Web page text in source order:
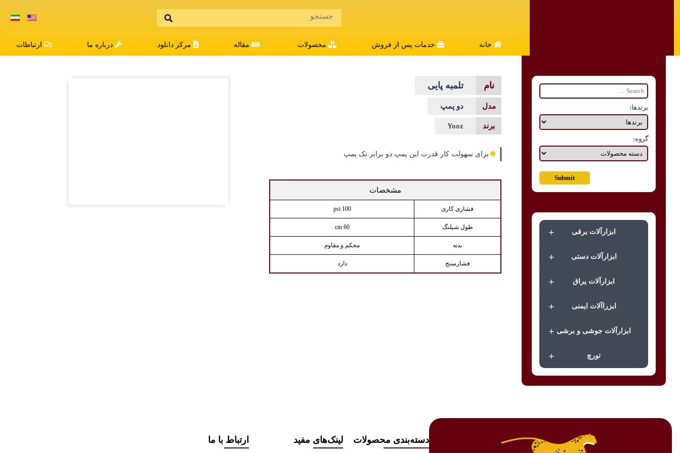
خانه خدمات پس از فروش محصولات مقاله مرکز دانلود درباره ما ارتباطات
برندها:
گروه:
+ ابزارآلات برقی
+ ابزارآلات دستی
+ ابزارآلات یراق
+ ابزراآلات ایمنی
+ ابزارآلات جوشی و برشی
+ تورچ
تلمبه پایی
دو پمپ
Yooz
برای سهولت کار قدرت این پمپ دو برابر تک پمپ
مشخصات
فشاری کاری 100 psi
طول شیلنگ 60 cm
بدنه محکم و مقاوم
فشارسنج دارد
دسته‌بندی محصولات لینک‌های مفید ارتباط با ما